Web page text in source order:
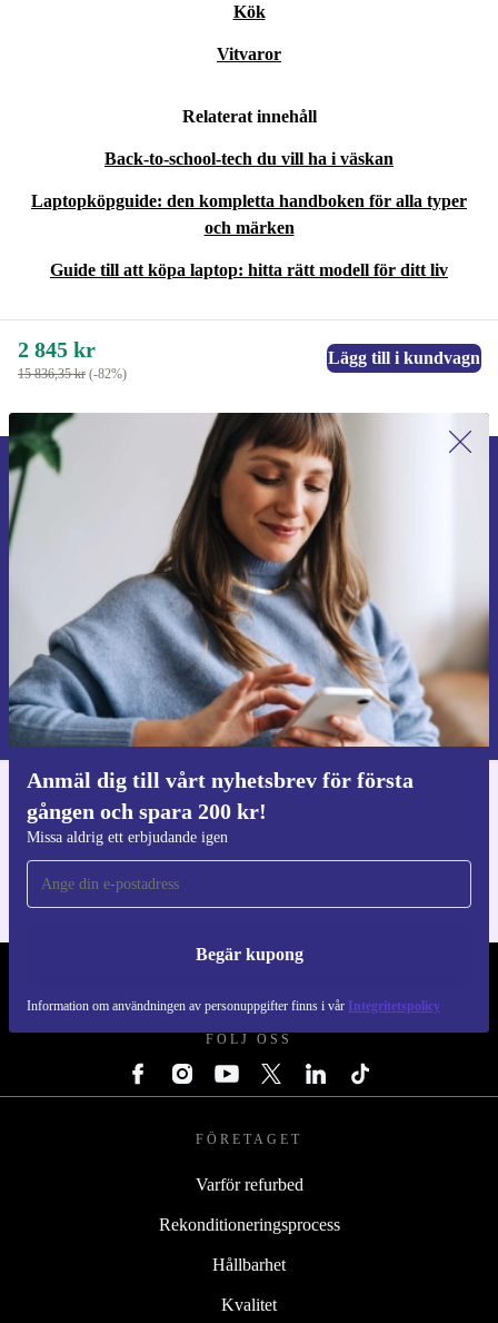
Kök
Vitvaror
Relaterat innehåll
Back-to-school-tech du vill ha i väskan
Laptopköpguide: den kompletta handboken för alla typer
och märken
Guide till att köpa laptop: hitta rätt modell för ditt liv
2 845 kr
15 836,35 kr (-82%)
Lägg till i kundvagn
Anmäl dig till vårt nyhetsbrev för första
gången och spara 200 kr!
Missa aldrig ett erbjudande igen
Begär kupong
Information om användningen av personuppgifter finns i vår Integritetspolicy
Anmäl dig till vårt nyhetsbrev för
första gången och spara 200 kr!
Missa aldrig ett erbjudande igen.
Begär kupong
Information om användningen av personuppgifter finns i vår
Integritetspolicy.
Ladda ner refurbed appen
För iOS och Android
FÖLJ OSS
FÖRETAGET
Varför refurbed
Rekonditioneringsprocess
Hållbarhet
Kvalitet